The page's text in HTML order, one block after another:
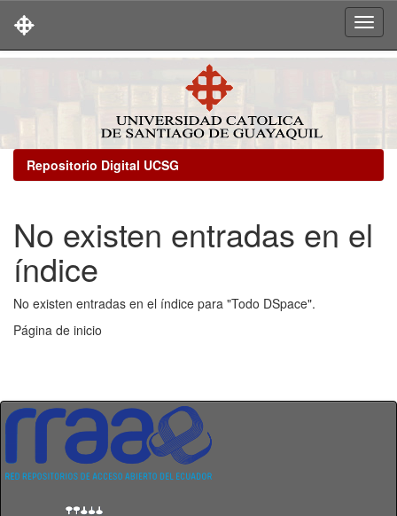
Repositorio Digital UCSG
No existen entradas en el
índice
No existen entradas en el índice para "Todo DSpace".
Página de inicio